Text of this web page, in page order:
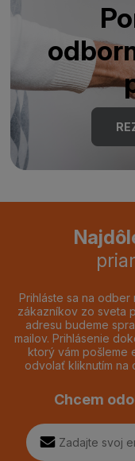
Prihláste sa na
zákazníkov zo sveta
adresu budeme
mailov. Prihlásenie
ktorý vám pošleme
odvolať kliknutím na
Chcem